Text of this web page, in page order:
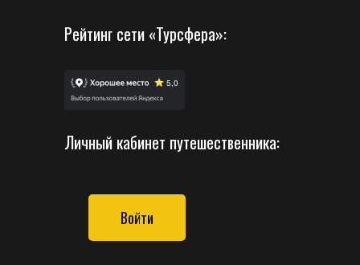
Рейтинг сети «Турсфера»:
Личный кабинет путешественника:
Войти